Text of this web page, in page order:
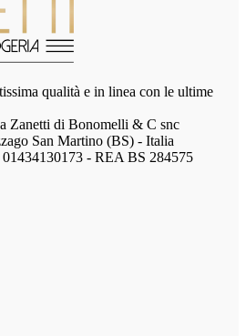
qualità e in linea con le ultime
Zanetti di Bonomelli & C snc
San Martino (BS) - Italia
- REA BS 284575